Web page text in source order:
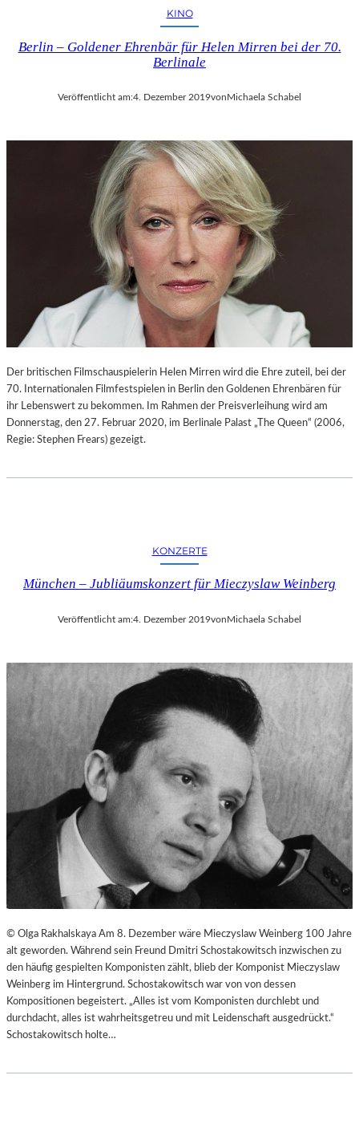
KINO
Berlin – Goldener Ehrenbär für Helen Mirren bei der 70.
Berlinale
Veröffentlicht am:4. Dezember 2019vonMichaela Schabel
Der britischen Filmschauspielerin Helen Mirren wird die Ehre zuteil, bei der
70. Internationalen Filmfestspielen in Berlin den Goldenen Ehrenbären für
ihr Lebenswert zu bekommen. Im Rahmen der Preisverleihung wird am
Donnerstag, den 27. Februar 2020, im Berlinale Palast „The Queen“ (2006,
Regie: Stephen Frears) gezeigt.
KONZERTE
München – Jubliäumskonzert für Mieczyslaw Weinberg
Veröffentlicht am:4. Dezember 2019vonMichaela Schabel
© Olga Rakhalskaya Am 8. Dezember wäre Mieczyslaw Weinberg 100 Jahre
alt geworden. Während sein Freund Dmitri Schostakowitsch inzwischen zu
den häufig gespielten Komponisten zählt, blieb der Komponist Mieczyslaw
Weinberg im Hintergrund. Schostakowitsch war von von dessen
Kompositionen begeistert. „Alles ist vom Komponisten durchlebt und
durchdacht, alles ist wahrheitsgetreu und mit Leidenschaft ausgedrückt.“
Schostakowitsch holte…